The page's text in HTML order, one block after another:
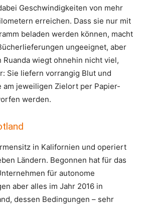
Geschwindigkeiten von mehr
erreichen. Dass sie nur mit
beladen werden können, macht
ungeeignet, aber
Ruanda wiegt ohnehin nicht viel,
Sie liefern vorrangig Blut und
am jeweiligen Zielort per Papier-
werden.
in Kalifornien und operiert
Ländern. Begonnen hat für das
für autonome
aber alles im Jahr 2016 in
dessen Bedingungen – sehr